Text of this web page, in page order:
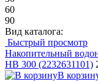
60
90
Вид каталога:
Быстрый просмотр
Накопительный
HB 300 (2232631101)
В